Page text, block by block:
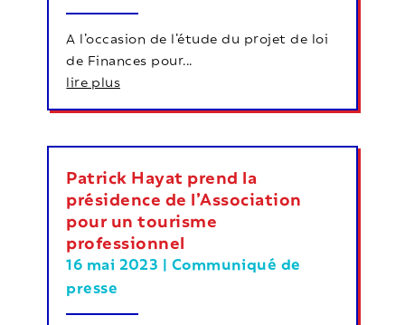
A l’occasion de l’étude du projet de loi
de Finances pour...
lire plus
Patrick Hayat prend la
présidence de l’Association
pour un tourisme
professionnel
16 mai 2023 | Communiqué de
presse